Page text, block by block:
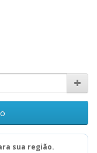
sua região.